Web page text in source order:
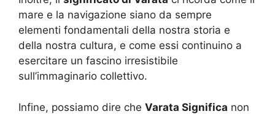
mare e la navigazione siano da sempre
elementi fondamentali della nostra storia e
della nostra cultura, e come essi continuino a
esercitare un fascino irresistibile
sull’immaginario collettivo.
Infine, possiamo dire che Varata Significa non